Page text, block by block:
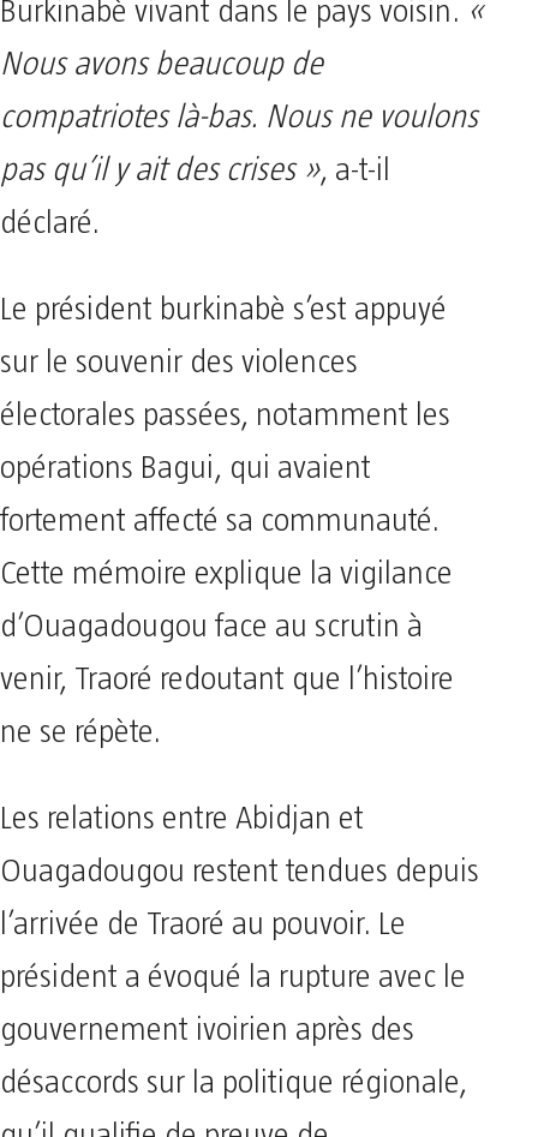
Burkinabè vivant dans le pays voisin. «
Nous avons beaucoup de
compatriotes là-bas. Nous ne voulons
pas qu’il y ait des crises », a-t-il
déclaré.
Le président burkinabè s’est appuyé
sur le souvenir des violences
électorales passées, notamment les
opérations Bagui, qui avaient
fortement affecté sa communauté.
Cette mémoire explique la vigilance
d’Ouagadougou face au scrutin à
venir, Traoré redoutant que l’histoire
ne se répète.
Les relations entre Abidjan et
Ouagadougou restent tendues depuis
l’arrivée de Traoré au pouvoir. Le
président a évoqué la rupture avec le
gouvernement ivoirien après des
désaccords sur la politique régionale,